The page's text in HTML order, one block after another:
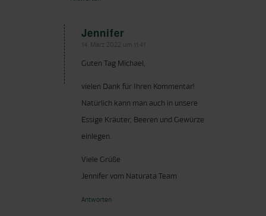
Jennifer
sagte:
14. März 2022 um 11:41
Guten Tag Michael,
vielen Dank für Ihren Kommentar!
Natürlich kann man auch in unsere
Essige Kräuter, Beeren und Gewürze
einlegen.
Viele Grüße
Jennifer vom Naturata Team
Antworten